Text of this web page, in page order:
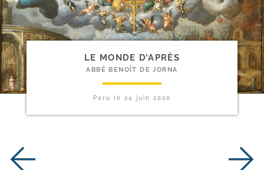
LE MONDE D’APRÈS
ABBÉ BENOÎT DE JORNA
Paru le 24 juin 2020